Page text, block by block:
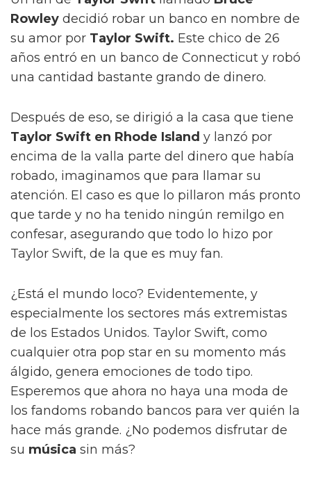
Rowley decidió robar un banco en nombre de
su amor por Taylor Swift. Este chico de 26
años entró en un banco de Connecticut y robó
una cantidad bastante grando de dinero.
Después de eso, se dirigió a la casa que tiene
Taylor Swift en Rhode Island y lanzó por
encima de la valla parte del dinero que había
robado, imaginamos que para llamar su
atención. El caso es que lo pillaron más pronto
que tarde y no ha tenido ningún remilgo en
confesar, asegurando que todo lo hizo por
Taylor Swift, de la que es muy fan.
¿Está el mundo loco? Evidentemente, y
especialmente los sectores más extremistas
de los Estados Unidos. Taylor Swift, como
cualquier otra pop star en su momento más
álgido, genera emociones de todo tipo.
Esperemos que ahora no haya una moda de
los fandoms robando bancos para ver quién la
hace más grande. ¿No podemos disfrutar de
su música sin más?